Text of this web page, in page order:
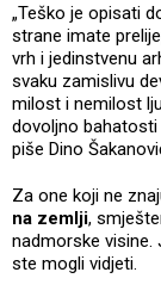
„Teško je opisati
strane imate
vrh i jedinstvenu
svaku zamislivu
milost i nemilost
dovoljno bahatosti
piše Dino
Za one koji ne
na zemlji,
nadmorske visine.
ste mogli vidjeti.